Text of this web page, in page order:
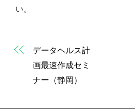
い。
データヘルス計
画最速作成セミ
ナー（静岡）